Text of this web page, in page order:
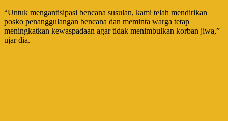
“Untuk mengantisipasi bencana susulan, kami telah mendirikan
posko penanggulangan bencana dan meminta warga tetap
meningkatkan kewaspadaan agar tidak menimbulkan korban jiwa,”
ujar dia.